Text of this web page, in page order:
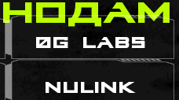
0G Labs
NuLink